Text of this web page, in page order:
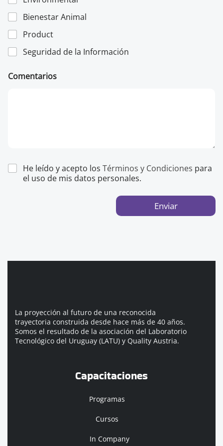
Bienestar Animal
Product
Seguridad de la Información
Comentarios
He leído y acepto los Términos y Condiciones para
el uso de mis datos personales.
Enviar
La proyección al futuro de una reconocida
trayectoria construida desde hace más de 40 años.
Somos el resultado de la asociación del Laboratorio
Tecnológico del Uruguay (LATU) y Quality Austria.
Capacitaciones
Programas
Cursos
In Company